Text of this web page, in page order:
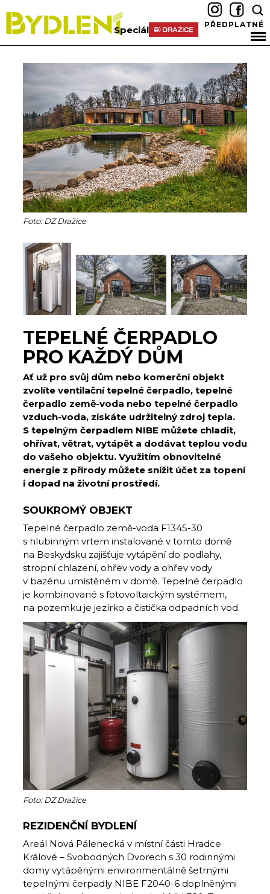
Speciál PŘEDPLATNÉ
Foto: DZ Dražice
TEPELNÉ ČERPADLO
PRO KAŽDÝ DŮM
Ať už pro svůj dům nebo komerční objekt
zvolíte ventilační tepelné čerpadlo, tepelné
čerpadlo země-voda nebo tepelné čerpadlo
vzduch-voda, získáte udržitelný zdroj tepla.
S tepelným čerpadlem NIBE můžete chladit,
ohřívat, větrat, vytápět a dodávat teplou vodu
do vašeho objektu. Využitím obnovitelné
energie z přírody můžete snížit účet za topení
i dopad na životní prostředí.
SOUKROMÝ OBJEKT
Tepelné čerpadlo země-voda F1345-30
s hlubinným vrtem instalované v tomto domě
na Beskydsku zajišťuje vytápění do podlahy,
stropní chlazení, ohřev vody a ohřev vody
v bazénu umístěném v domě. Tepelné čerpadlo
je kombinované s fotovoltaickým systémem,
na pozemku je jezírko a čistička odpadních vod.
Foto: DZ Dražice
REZIDENČNÍ BYDLENÍ
Areál Nová Pálenecká v místní části Hradce
Králové – Svobodných Dvorech s 30 rodinnými
domy vytápěnými environmentálně šetrnými
tepelnými čerpadly NIBE F2040-6 doplněnými